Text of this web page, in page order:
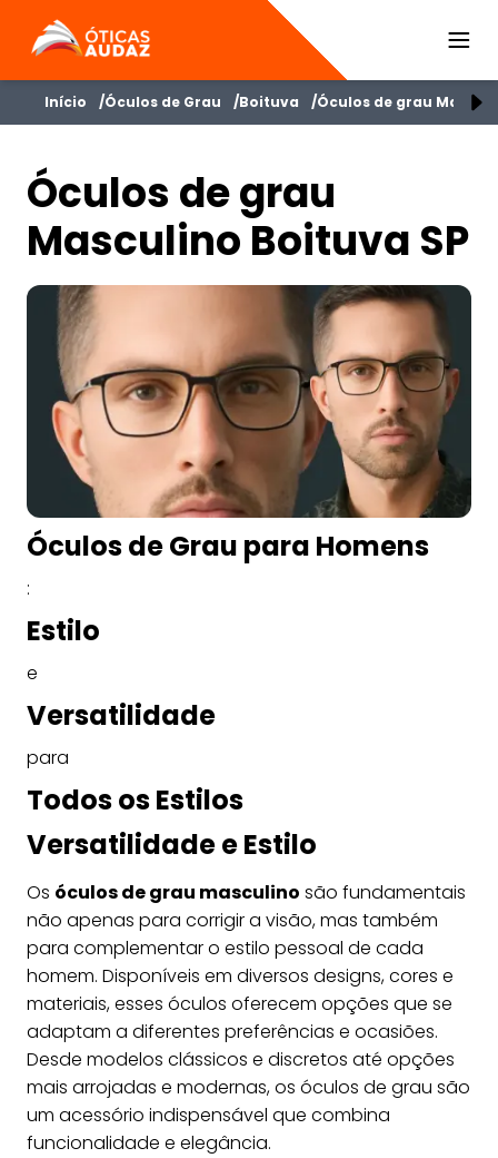
ÓTICAS AUDAZ
Início Óculos de Grau Boituva Óculos de grau
Óculos de grau
Masculino Boituva SP
Óculos de Grau para Homens
:
Estilo
e
Versatilidade
para
Todos os Estilos
Versatilidade e Estilo
Os óculos de grau masculino são fundamentais
não apenas para corrigir a visão, mas também
para complementar o estilo pessoal de cada
homem. Disponíveis em diversos designs, cores e
materiais, esses óculos oferecem opções que se
adaptam a diferentes preferências e ocasiões.
Desde modelos clássicos e discretos até opções
mais arrojadas e modernas, os óculos de grau são
um acessório indispensável que combina
funcionalidade e elegância.